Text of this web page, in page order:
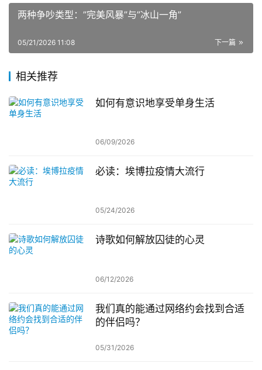
两种争吵类型：”完美风暴”与”冰山一角”
下一篇
05/21/2026 11:08
相关推荐
如何有意识地享受单身生活
06/09/2026
必读：埃博拉疫情大流行
05/24/2026
诗歌如何解放囚徒的心灵
06/12/2026
我们真的能通过网络约会找到合适
的伴侣吗？
05/31/2026